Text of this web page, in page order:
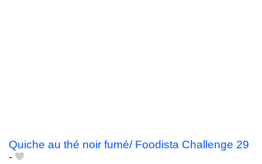
Quiche au thé noir fumé/ Foodista Challenge 29
-